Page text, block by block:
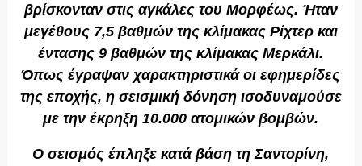
βρίσκονταν στις αγκάλες του Μορφέως. Ήταν
μεγέθους 7,5 βαθμών της κλίμακας Ρίχτερ και
έντασης 9 βαθμών της κλίμακας Μερκάλι.
Όπως έγραψαν χαρακτηριστικά οι εφημερίδες
της εποχής, η σεισμική δόνηση ισοδυναμούσε
με την έκρηξη 10.000 ατομικών βομβών.
Ο σεισμός έπληξε κατά βάση τη Σαντορίνη,